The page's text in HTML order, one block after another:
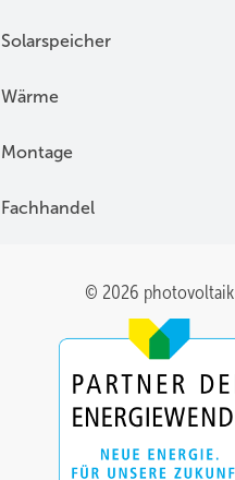
Solarspeicher
Wärme
Montage
Fachhandel
© 2026 photovoltaik